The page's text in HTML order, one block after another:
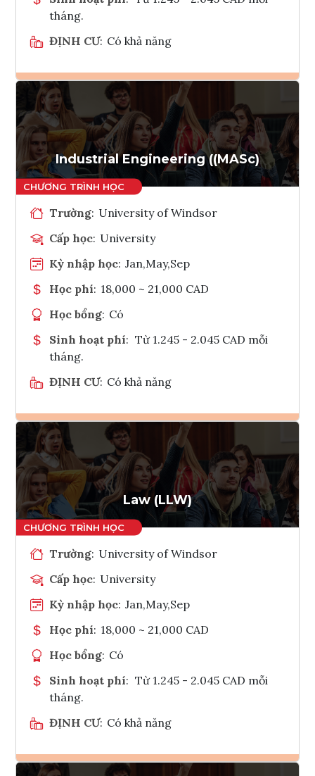
tháng.
ĐỊNH CƯ: Có khả năng
Ghi danh
Tham vấn Interlink
Industrial Engineering ((MASc)
Trường: University of Windsor
Cấp học: University
Kỳ nhập học: Jan,May,Sep
Học phí: 18,000 ~ 21,000 CAD
Học bổng: Có
Sinh hoạt phí: Từ 1.245 - 2.045 CAD mỗi
tháng.
ĐỊNH CƯ: Có khả năng
Ghi danh
Tham vấn Interlink
Law (LLW)
Trường: University of Windsor
Cấp học: University
Kỳ nhập học: Jan,May,Sep
Học phí: 18,000 ~ 21,000 CAD
Học bổng: Có
Sinh hoạt phí: Từ 1.245 - 2.045 CAD mỗi
tháng.
ĐỊNH CƯ: Có khả năng